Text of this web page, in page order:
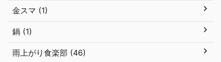
金スマ (1)
鍋 (1)
雨上がり食楽部 (46)